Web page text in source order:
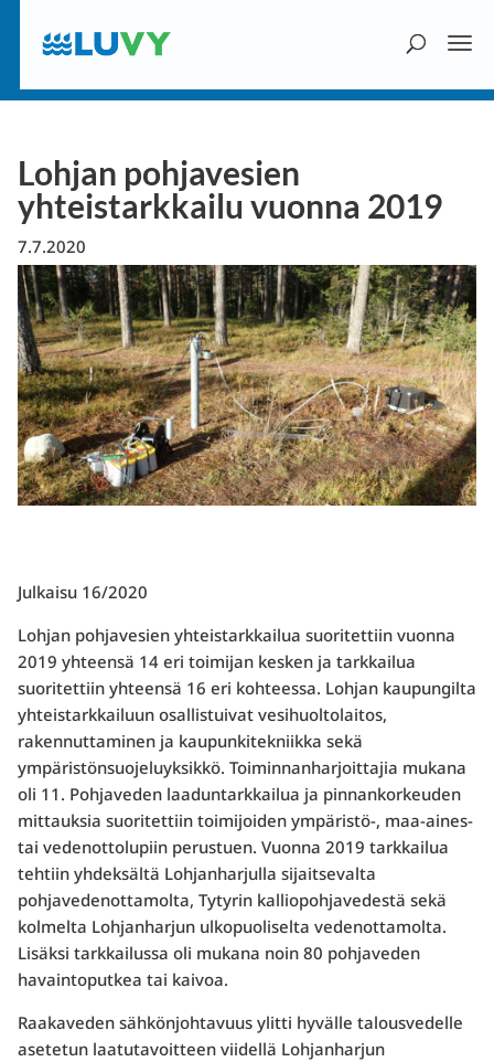
Lohjan pohjavesien
yhteistarkkailu vuonna 2019
7.7.2020
Julkaisu 16/2020
Lohjan pohjavesien yhteistarkkailua suoritettiin vuonna
2019 yhteensä 14 eri toimijan kesken ja tarkkailua
suoritettiin yhteensä 16 eri kohteessa. Lohjan kaupungilta
yhteistarkkailuun osallistuivat vesihuoltolaitos,
rakennuttaminen ja kaupunkitekniikka sekä
ympäristönsuojeluyksikkö. Toiminnanharjoittajia mukana
oli 11. Pohjaveden laaduntarkkailua ja pinnankorkeuden
mittauksia suoritettiin toimijoiden ympäristö-, maa-aines-
tai vedenottolupiin perustuen. Vuonna 2019 tarkkailua
tehtiin yhdeksältä Lohjanharjulla sijaitsevalta
pohjavedenottamolta, Tytyrin kalliopohjavedestä sekä
kolmelta Lohjanharjun ulkopuoliselta vedenottamolta.
Lisäksi tarkkailussa oli mukana noin 80 pohjaveden
havaintoputkea tai kaivoa.
Raakaveden sähkönjohtavuus ylitti hyvälle talousvedelle
asetetun laatutavoitteen viidellä Lohjanharjun